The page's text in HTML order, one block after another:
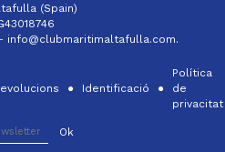
(Spain)
info@clubmaritimaltafulla.com.
Identificació
Política
de
privacitat